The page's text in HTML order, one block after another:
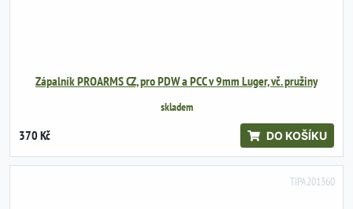
Zápalník PROARMS CZ, pro PDW a PCC v 9mm Luger, vč. pružiny
skladem
370 Kč DO KOŠÍKU
TIPA201360